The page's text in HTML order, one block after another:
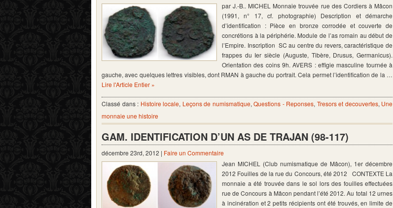
par J.-B.. MICHEL Monnaie trouvée rue des Cordiers à Mâcon
(1991, n° 17, cf. photographie) Description et démarche
d’identification : Pièce en bronze corrodée et couverte de
concrétions à la périphérie. Module de l’as romain au début de
l’Empire. Inscription SC au centre du revers, caractéristique de
frappes du Ier siècle (Auguste, Tibère, Drusus, Germanicus).
Orientation des coins 9h. AVERS : effigie masculine tournée à
gauche, avec quelques lettres visibles, dont RMAN à gauche du portrait. Cela permet l’identification de la …
Lire l'Article Entier »
Classé dans : Histoire locale, Leçons de numismatique, Questions - Reponses, Tresors et decouvertes, Une
monnaie une histoire
GAM. IDENTIFICATION D’UN AS DE TRAJAN (98-117)
décembre 23rd, 2012 | Faire un Commentaire
Jean MICHEL (Club numismatique de Mâcon), 1er décembre
2012 Fouilles de la rue du Concours, été 2012 CONTEXTE La
monnaie a été trouvée dans le sol lors des fouilles effectuées
rue de Concours à Mâcon pendant l’été 2012. Au total 12 urnes
à incinération et 2 petits récipients ont été trouvés, en limite de